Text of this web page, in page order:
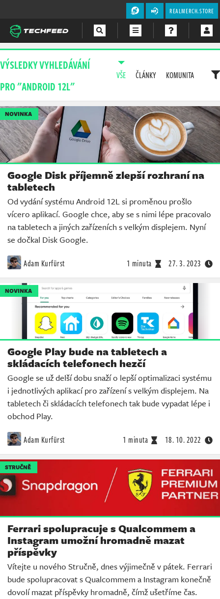
REALMERCH.STORE
Magazín
Videa
Soutěže
VÝSLEDKY VYHLEDÁVÁNÍ
PRO "ANDROID 12L"
VŠE ČLÁNKY KOMUNITA
NOVINKA
Google Disk příjemně zlepší rozhraní na
tabletech
Od vydání systému Android 12L si proměnou prošlo
vícero aplikací. Google chce, aby se s nimi lépe pracovalo
na tabletech a jiných zařízeních s velkým displejem. Nyní
se dočkal Disk Google.
Adam Kurfürst 1 minuta 27. 3. 2023
NOVINKA
Google Play bude na tabletech a
skládacích telefonech hezčí
Google se už delší dobu snaží o lepší optimalizaci systému
i jednotlivých aplikací pro zařízení s velkým displejem. Na
tabletech či skládacích telefonech tak bude vypadat lépe i
obchod Play.
Adam Kurfürst 1 minuta 18. 10. 2022
STRUČNĚ
Ferrari spolupracuje s Qualcommem a
Instagram umožní hromadně mazat
příspěvky
Vítejte u nového Stručně, dnes výjimečně v pátek. Ferrari
bude spolupracovat s Qualcommem a Instagram konečně
dovolí mazat příspěvky hromadně, čímž ušetříme čas.